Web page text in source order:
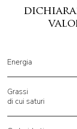
Energia
Grassi
di cui saturi